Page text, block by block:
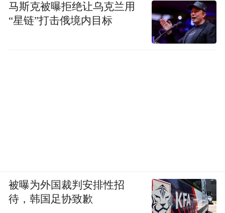
马斯克被曝拒绝让乌克兰用
“星链”打击俄境内目标
被曝为外国裁判安排性招
待，韩国足协致歉